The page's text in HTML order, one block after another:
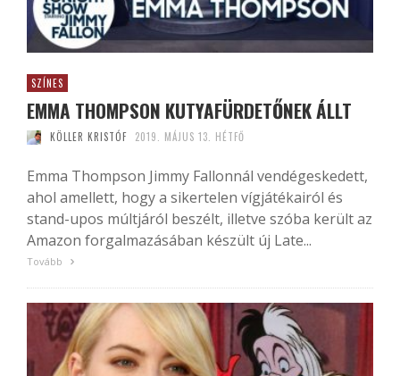
SZÍNES
EMMA THOMPSON KUTYAFÜRDETŐNEK ÁLLT
KÖLLER KRISTÓF 2019. MÁJUS 13. HÉTFŐ
Emma Thompson Jimmy Fallonnál vendégeskedett,
ahol amellett, hogy a sikertelen vígjátékairól és
stand-upos múltjáról beszélt, illetve szóba került az
Amazon forgalmazásában készült új Late...
Tovább